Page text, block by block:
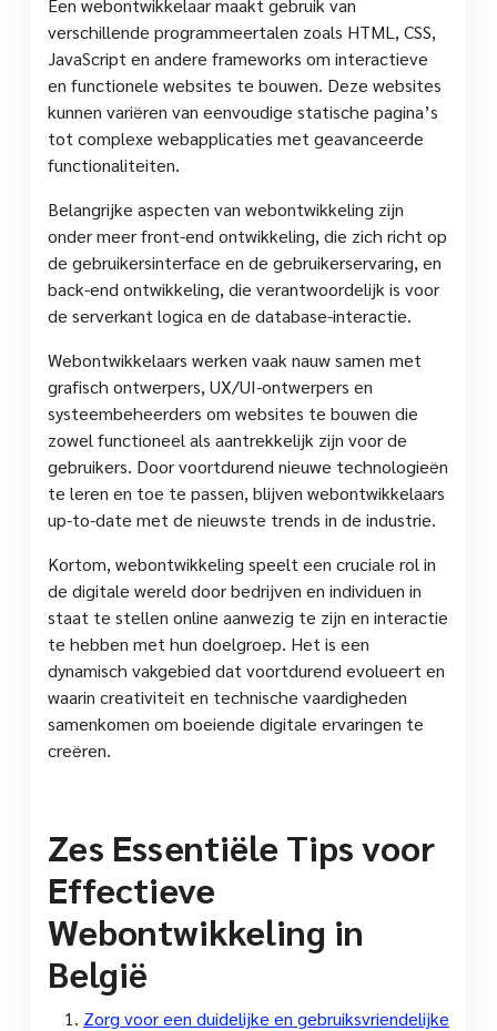
Een webontwikkelaar maakt gebruik van
verschillende programmeertalen zoals HTML, CSS,
JavaScript en andere frameworks om interactieve
en functionele websites te bouwen. Deze websites
kunnen variëren van eenvoudige statische pagina’s
tot complexe webapplicaties met geavanceerde
functionaliteiten.
Belangrijke aspecten van webontwikkeling zijn
onder meer front-end ontwikkeling, die zich richt op
de gebruikersinterface en de gebruikerservaring, en
back-end ontwikkeling, die verantwoordelijk is voor
de serverkant logica en de database-interactie.
Webontwikkelaars werken vaak nauw samen met
grafisch ontwerpers, UX/UI-ontwerpers en
systeembeheerders om websites te bouwen die
zowel functioneel als aantrekkelijk zijn voor de
gebruikers. Door voortdurend nieuwe technologieën
te leren en toe te passen, blijven webontwikkelaars
up-to-date met de nieuwste trends in de industrie.
Kortom, webontwikkeling speelt een cruciale rol in
de digitale wereld door bedrijven en individuen in
staat te stellen online aanwezig te zijn en interactie
te hebben met hun doelgroep. Het is een
dynamisch vakgebied dat voortdurend evolueert en
waarin creativiteit en technische vaardigheden
samenkomen om boeiende digitale ervaringen te
creëren.
Zes Essentiële Tips voor
Effectieve
Webontwikkeling in
België
Zorg voor een duidelijke en gebruiksvriendelijke